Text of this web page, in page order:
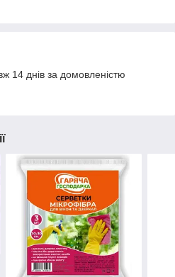
14 днів за домовленістю